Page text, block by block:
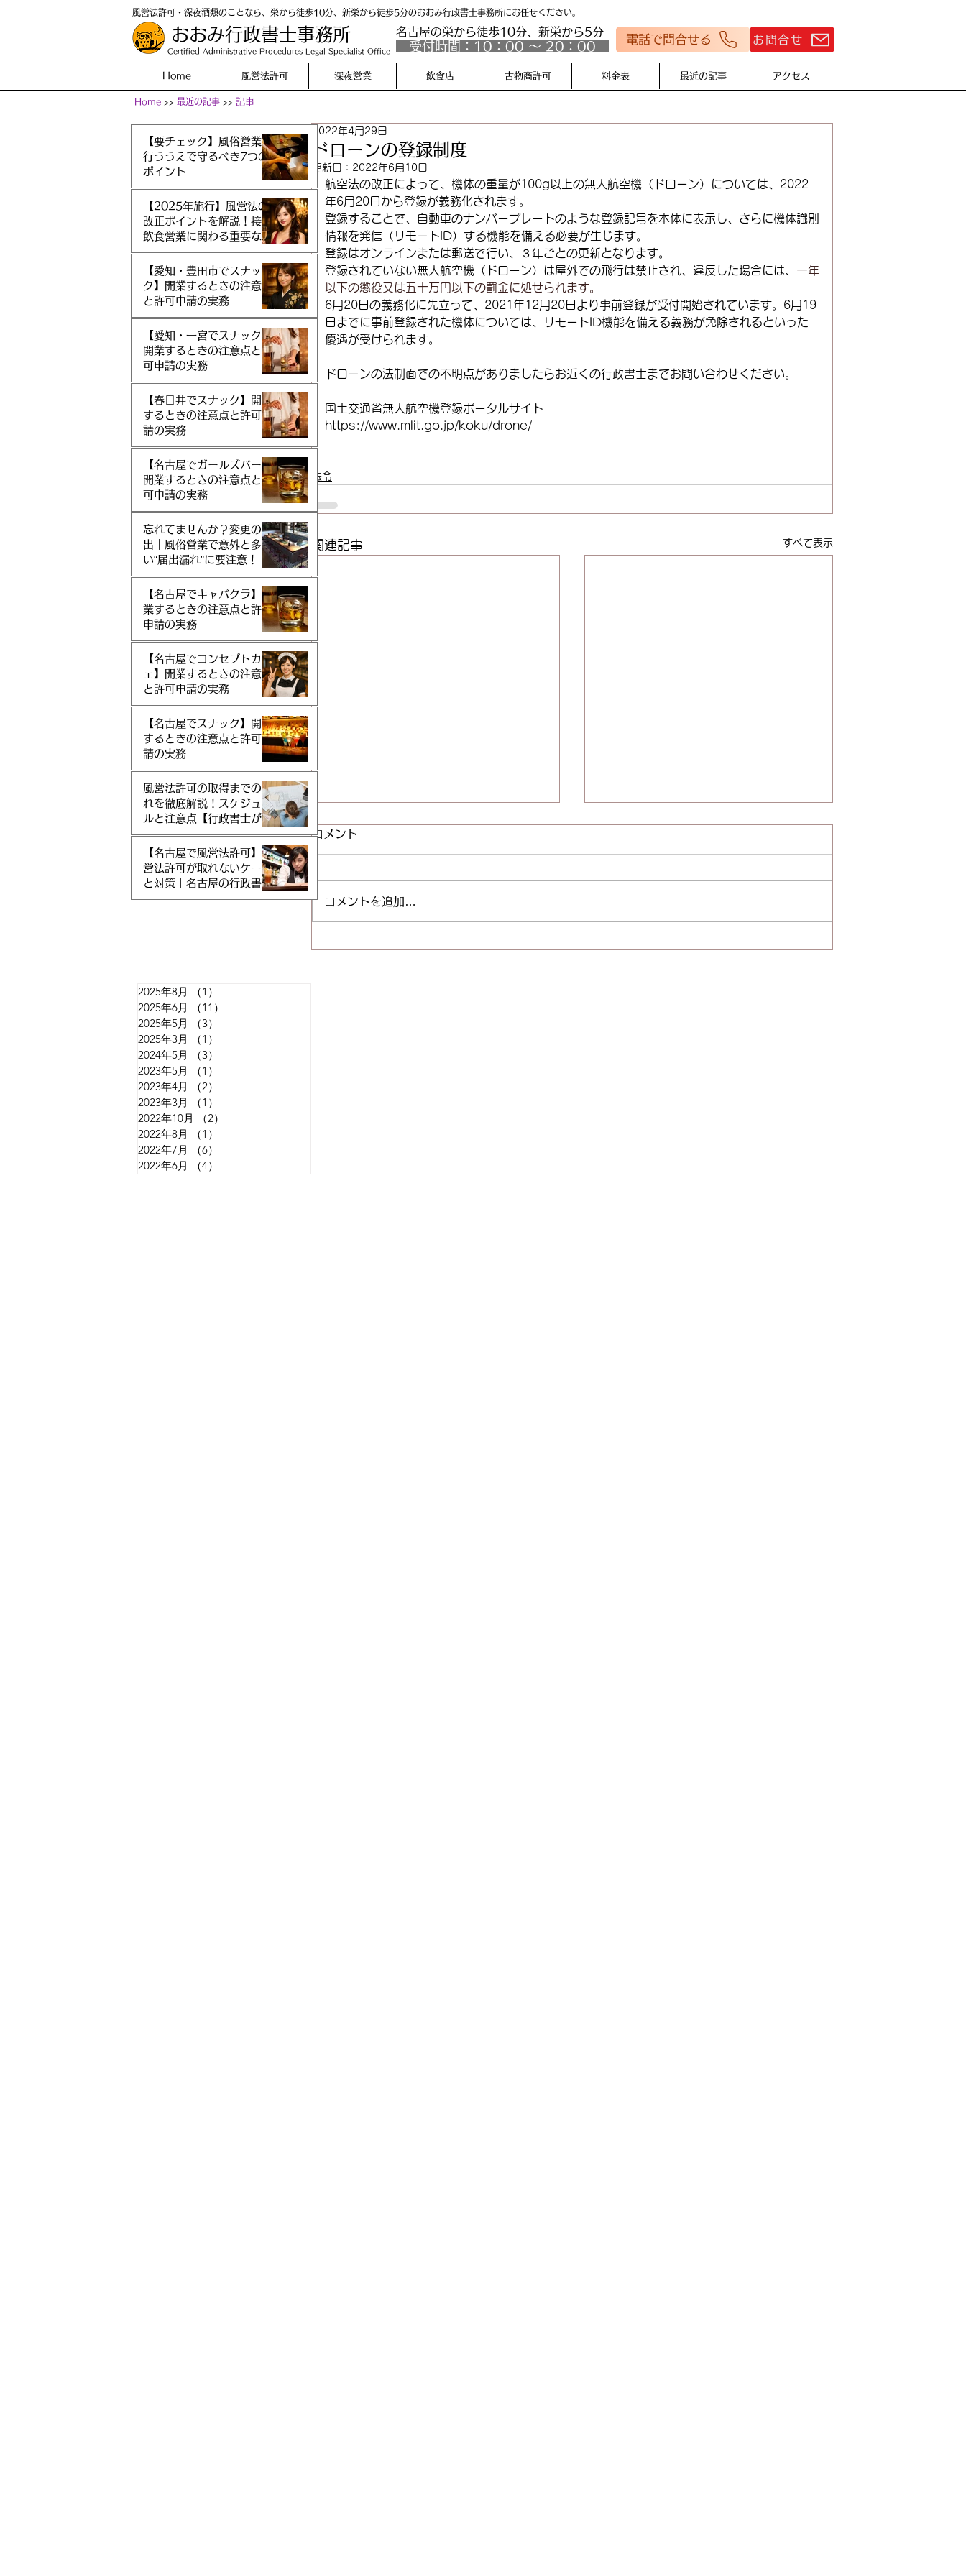
風営法許可・深夜酒類のことなら、栄から徒歩10分、新栄から徒歩5分のおおみ行政書士事務所にお任せください。
おおみ行政書士事務所
Certified Administrative Procedures Legal Specialist Office
名古屋の栄から徒歩10分、​​新栄から5分
受付時間：10：00 〜 20：00
電話で問合せる お問合せ
Home 風営法許可 深夜営業 飲食店 古物商許可 料金表 最近の記事 アクセス
Home >> 最近の記事 >> ​記事
ドローンの登録制度
2022年4月29日
更新日： 2022年6月10日
航空法の改正によって、機体の重量が100g以上の無人航空機（ドローン）については、2022
年6月20日から登録が義務化されます。
登録することで、自動車のナンバープレートのような登録記号を本体に表示し、さらに機体識別
情報を発信（リモートID）する機能を備える必要が生じます。
登録はオンラインまたは郵送で行い、３年ごとの更新となります。
登録されていない無人航空機（ドローン）は屋外での飛行は禁止され、違反した場合には、 一年
以下の懲役又は五十万円以下の罰金に処せられます。
6月20日の義務化に先立って、2021年12月20日より事前登録が受付開始されています。6月19
日までに事前登録された機体については、リモートID機能を備える義務が免除されるといった
優遇が受けられます。
ドローンの法制面での不明点がありましたらお近くの行政書士までお問い合わせください。
国土交通省無人航空機登録ポータルサイト
https://www.mlit.go.jp/koku/drone/
法令
関連記事 すべて表示
コメント
コメントを追加…
【要チェック】風俗営業を
行ううえで守るべき7つの
ポイント
【2025年施行】風営法の
改正ポイントを解説！接待
飲食営業に関わる重要な変
更点とは？
【愛知・豊田市でスナッ
ク】開業するときの注意点
と許可申請の実務
【愛知・一宮でスナック】
開業するときの注意点と許
可申請の実務
【春日井でスナック】開業
するときの注意点と許可申
請の実務
【名古屋でガールズバー】
開業するときの注意点と許
可申請の実務
忘れてませんか？変更の届
出｜風俗営業で意外と多
い“届出漏れ”に要注意！
【名古屋でキャバクラ】開
業するときの注意点と許可
申請の実務
【名古屋でコンセプトカフ
ェ】開業するときの注意点
と許可申請の実務
【名古屋でスナック】開業
するときの注意点と許可申
請の実務
風営法許可の取得までの流
れを徹底解説！スケジュー
ルと注意点【行政書士が解
説】
【名古屋で風営法許可】風
営法許可が取れないケース
と対策｜名古屋の行政書士
が徹底解説
2025年8月 （1）
2025年6月
（11）
2025年5月
（3）
2025年3月
（1）
2024年5月
（3）
2023年5月
（1）
2023年4月
（2）
2023年3月
（1）
2022年10月
（2）
2022年8月
（1）
2022年7月
（6）
2022年6月
（4）